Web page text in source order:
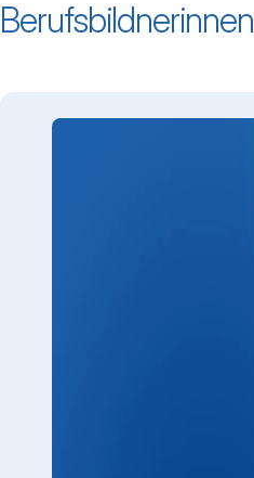
Berufsbildnerinnen